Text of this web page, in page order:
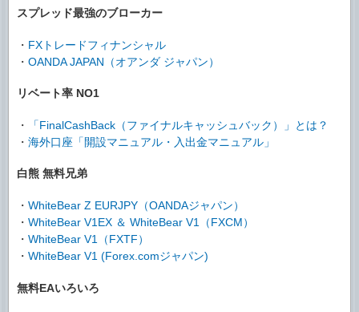
スプレッド最強のブローカー
・ FXトレードフィナンシャル
・ OANDA JAPAN（オアンダ ジャパン）
リベート率 NO1
・
「FinalCashBack（ファイナルキャッシュバック）」とは？
・ 海外口座「開設マニュアル・入出金マニュアル」
白熊 無料兄弟
・ WhiteBear Z EURJPY（OANDAジャパン）
・ WhiteBear V1EX ＆ WhiteBear V1（FXCM）
・ WhiteBear V1（FXTF）
・ WhiteBear V1 (Forex.comジャパン)
無料EAいろいろ